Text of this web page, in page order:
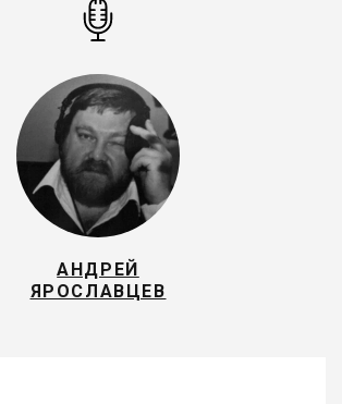
АНДРЕЙ
ЯРОСЛАВЦЕВ